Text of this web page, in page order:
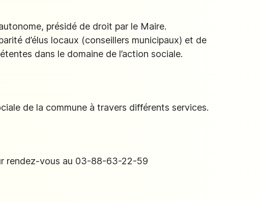
présidé de droit par le Maire.
d’élus locaux (conseillers municipaux) et de
dans le domaine de l’action sociale.
de la commune à travers différents services.
rendez-vous au 03-88-63-22-59